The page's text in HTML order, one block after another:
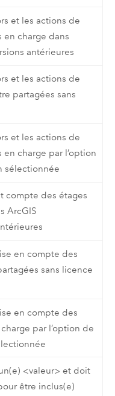
et les actions de
en charge dans
antérieures
et les actions de
partagées sans
et les actions de
charge par l’option
sélectionnée
compte des étages
ArcGIS
en compte des
sans licence
en compte des
par l’option de
<valeur> et doit
être inclus(e)